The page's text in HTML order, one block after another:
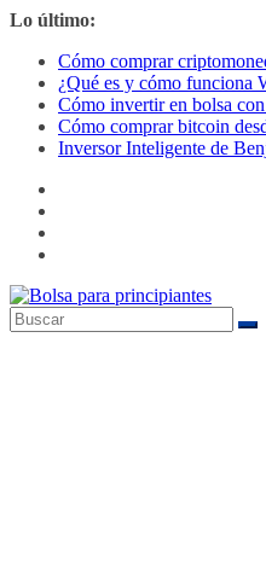
Saltar
contenido
Lo último:
Cómo comprar
¿Qué es y cómo funciona
Cómo invertir en bolsa
Cómo comprar bitcoin
Inversor Inteligente de